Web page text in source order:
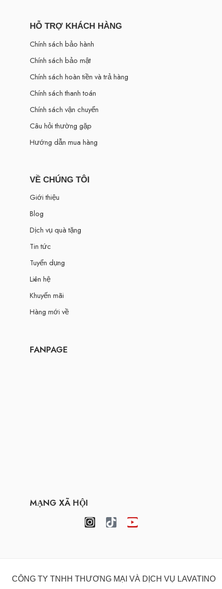
HỖ TRỢ KHÁCH HÀNG
Chính sách bảo hành
Chính sách bảo mật
Chính sách hoàn tiền và trả hàng
Chính sách thanh toán
Chính sách vận chuyển
Câu hỏi thường gặp
Hướng dẫn mua hàng
VỀ CHÚNG TÔI
Giới thiệu
Blog
Dịch vụ quà tặng
Tin tức
Tuyển dụng
Liên hệ
Khuyến mãi
Hàng mới về
FANPAGE
MẠNG XÃ HỘI
CÔNG TY TNHH THƯƠNG MẠI VÀ DỊCH VỤ LAVATINO